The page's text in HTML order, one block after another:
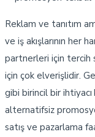
Reklam ve tanıtım
ve iş akışlarının her
partnerleri için tercih
için çok elverişlidir.
gibi birincil bir ihtiyacı
alternatifsiz
satış ve pazarlama